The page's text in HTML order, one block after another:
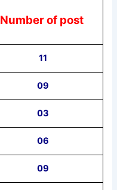
Number of post
11
09
03
06
09